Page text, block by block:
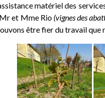
matériel des
et Mme Rio (vignes des
être fier du travail